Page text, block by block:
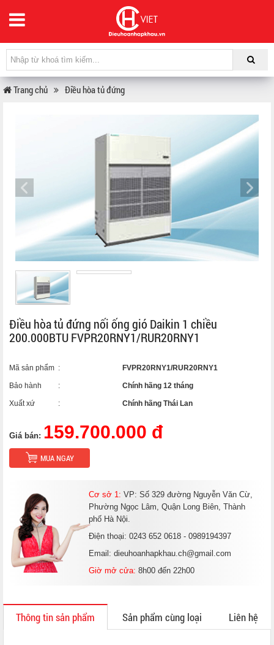
Trang chủ Điều hòa tủ đứng
Điều hòa tủ đứng nối ống gió Daikin 1 chiều
200.000BTU FVPR20RNY1/RUR20RNY1
Mã sản phẩm : FVPR20RNY1/RUR20RNY1
Bảo hành : Chính hãng 12 tháng
Xuất xứ : Chính hãng Thái Lan
Giá bán: 159.700.000 đ
MUA NGAY
Cơ sở 1: VP: Số 329 đường Nguyễn Văn Cừ,
Phường Ngọc Lâm, Quận Long Biên, Thành
phố Hà Nội.
Điện thoại: 0243 652 0618 - 0989194397
Email: dieuhoanhapkhau.ch@gmail.com
Giờ mở cửa: 8h00 đến 22h00
Thông tin sản phẩm Sản phẩm cùng loại Liên hệ